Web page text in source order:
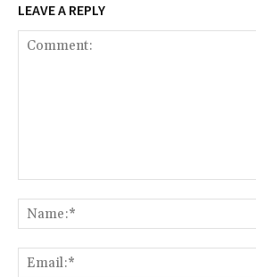
LEAVE A REPLY